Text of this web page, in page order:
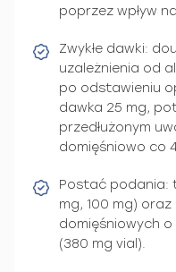
poprzez wpływ
Zwykłe dawki:
uzależnienia od
po odstawieniu
dawka 25 mg,
przedłużonym
domięśniowo co
Postać podania:
mg, 100 mg)
domięśniowych o
(380 mg vial).